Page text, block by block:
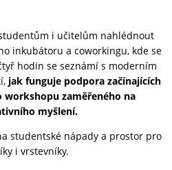
i učitelům nahlédnout
inkubátoru a coworkingu, kde se
hodin se seznámí s moderním
jak funguje podpora začínajících
workshopu zaměřeného na
myšlení.
studentské nápady a prostor pro
i vrstevníky.